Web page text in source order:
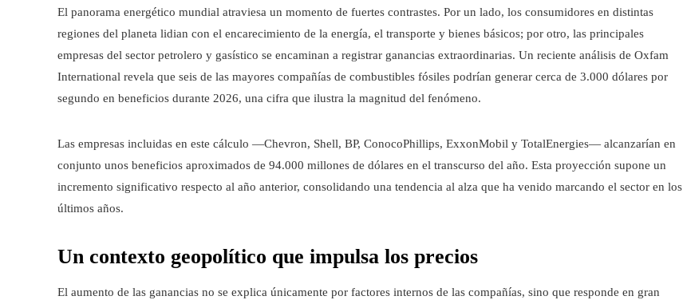
El panorama energético mundial atraviesa un momento de fuertes contrastes. Por un lado, los consumidores en distintas
regiones del planeta lidian con el encarecimiento de la energía, el transporte y bienes básicos; por otro, las principales
empresas del sector petrolero y gasístico se encaminan a registrar ganancias extraordinarias. Un reciente análisis de Oxfam
International revela que seis de las mayores compañías de combustibles fósiles podrían generar cerca de 3.000 dólares por
segundo en beneficios durante 2026, una cifra que ilustra la magnitud del fenómeno.
Las empresas incluidas en este cálculo —Chevron, Shell, BP, ConocoPhillips, ExxonMobil y TotalEnergies— alcanzarían en
conjunto unos beneficios aproximados de 94.000 millones de dólares en el transcurso del año. Esta proyección supone un
incremento significativo respecto al año anterior, consolidando una tendencia al alza que ha venido marcando el sector en los
últimos años.
Un contexto geopolítico que impulsa los precios
El aumento de las ganancias no se explica únicamente por factores internos de las compañías, sino que responde en gran